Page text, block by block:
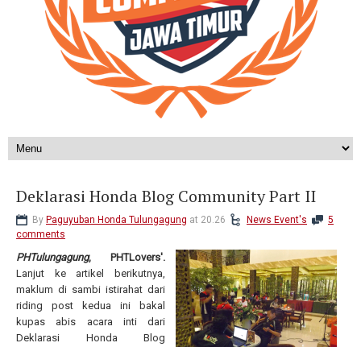
Deklarasi Honda Blog Community Part II
By Paguyuban Honda Tulungagung at 20.26 News Event's
5
comments
PHTulungagung, PHTLovers'.
Lanjut ke artikel berikutnya,
maklum di sambi istirahat dari
riding post kedua ini bakal
kupas abis acara inti dari
Deklarasi Honda Blog